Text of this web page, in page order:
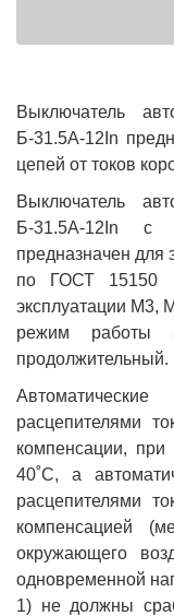
Выключатель
Б-31.5А-12In
цепей от токов
Выключатель
Б-31.5А-12In с
предназначен для
по ГОСТ 15150 и
эксплуатации М3,
режим работы
продолжительный.
расцепителями
компенсации, при
40˚С, а
расцепителями
компенсацией
окружающего
одновременной
1) не должны